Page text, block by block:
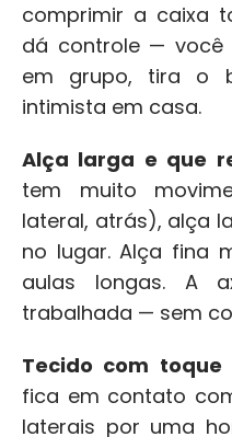
comprimir a caixa
dá controle — você
em grupo, tira o
intimista em casa.
Alça larga e que
tem muito
lateral, atrás), alça
no lugar. Alça fina
aulas longas. A
trabalhada — sem
Tecido com
fica em contato